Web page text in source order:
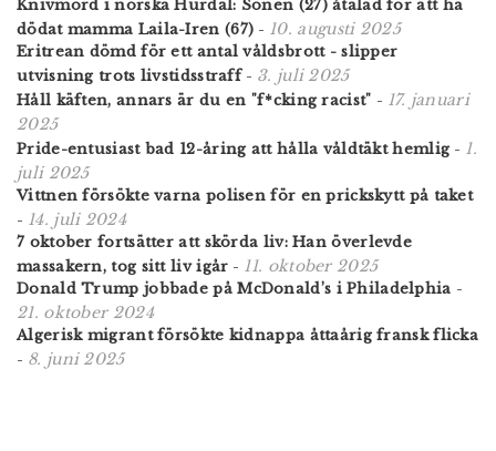
Knivmord i norska Hurdal: Sonen (27) åtalad för att ha
dödat mamma Laila-Iren (67) - 10. augusti 2025
Eritrean dömd för ett antal våldsbrott - slipper
utvisning trots livstidsstraff- 3. juli 2025
Håll käften, annars är du en "f*cking racist" - 17. januari
2025
Pride-entusiast bad 12-åring att hålla våldtäkt hemlig- 1.
juli 2025
Vittnen försökte varna polisen för en prickskytt på taket
- 14. juli 2024
7 oktober fortsätter att skörda liv: Han överlevde
massakern, tog sitt liv igår - 11. oktober 2025
Donald Trump jobbade på McDonald’s i Philadelphia -
21. oktober 2024
Algerisk migrant försökte kidnappa åttaårig fransk flicka
- 8. juni 2025